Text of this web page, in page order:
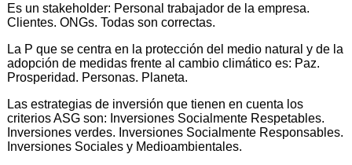
Es un stakeholder: Personal trabajador de la empresa.
Clientes. ONGs. Todas son correctas.
La P que se centra en la protección del medio natural y de la
adopción de medidas frente al cambio climático es: Paz.
Prosperidad. Personas. Planeta.
Las estrategias de inversión que tienen en cuenta los
criterios ASG son: Inversiones Socialmente Respetables.
Inversiones verdes. Inversiones Socialmente Responsables.
Inversiones Sociales y Medioambientales.